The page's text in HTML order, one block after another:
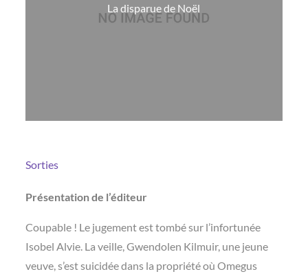
La disparue de Noël
Sorties
Présentation de l’éditeur
Coupable ! Le jugement est tombé sur l’infortunée
Isobel Alvie. La veille, Gwendolen Kilmuir, une jeune
veuve, s’est suicidée dans la propriété où Omegus